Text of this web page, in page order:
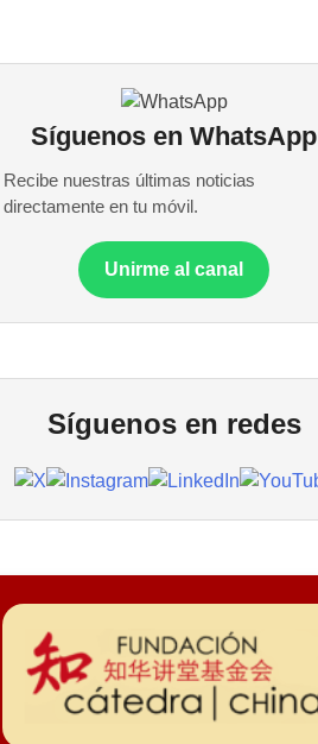
Síguenos en WhatsApp
Recibe nuestras últimas noticias
directamente en tu móvil.
Unirme al canal
Síguenos en redes